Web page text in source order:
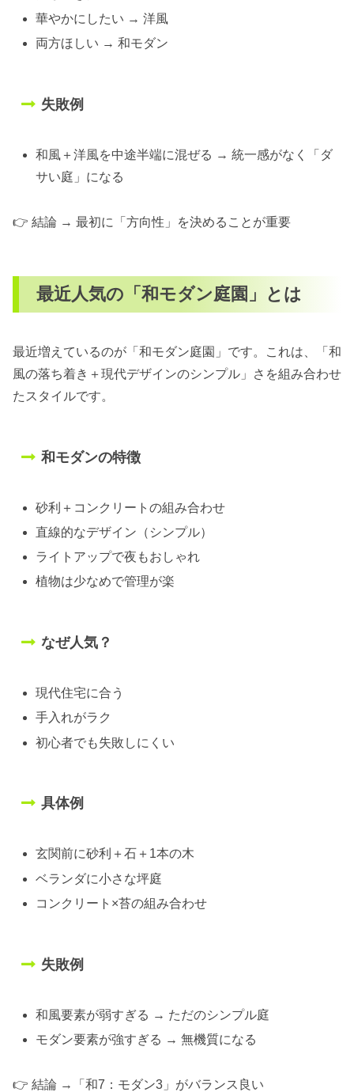
華やかにしたい → 洋風
両方ほしい → 和モダン
失敗例
和風＋洋風を中途半端に混ぜる → 統一感がなく「ダ
サい庭」になる
👉 結論 → 最初に「方向性」を決めることが重要
最近人気の「和モダン庭園」とは
最近増えているのが「和モダン庭園」です。これは、「和
風の落ち着き＋現代デザインのシンプル」さを組み合わせ
たスタイルです。
和モダンの特徴
砂利＋コンクリートの組み合わせ
直線的なデザイン（シンプル）
ライトアップで夜もおしゃれ
植物は少なめで管理が楽
なぜ人気？
現代住宅に合う
手入れがラク
初心者でも失敗しにくい
具体例
玄関前に砂利＋石＋1本の木
ベランダに小さな坪庭
コンクリート×苔の組み合わせ
失敗例
和風要素が弱すぎる → ただのシンプル庭
モダン要素が強すぎる → 無機質になる
👉 結論 →「和7：モダン3」がバランス良い